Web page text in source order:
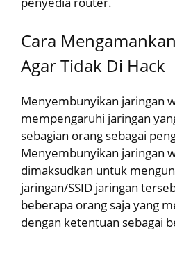
Cara
Agar Tidak Di Hack
Menyembunyikan jaringan
mempengaruhi jaringan
sebagian orang sebagai
Menyembunyikan jaringan
dimaksudkan untuk
jaringan/SSID jaringan
beberapa orang saja yang
dengan ketentuan sebagai